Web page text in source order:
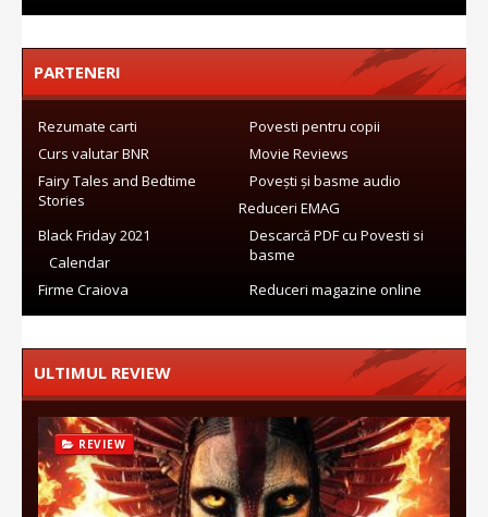
PARTENERI
Rezumate carti
Povesti pentru copii
Curs valutar BNR
Movie Reviews
Fairy Tales and Bedtime
Stories
Povești și basme audio
Reduceri EMAG
Descarcă PDF cu Povesti si
basme
Black Friday 2021
Calendar
Firme Craiova
Reduceri magazine online
ULTIMUL REVIEW
REVIEW